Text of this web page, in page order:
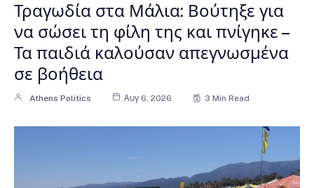
Τραγωδία στα Μάλια: Βούτηξε για
να σώσει τη φίλη της και πνίγηκε –
Τα παιδιά καλούσαν απεγνωσμένα
σε βοήθεια
Athens Politics Αυγ 6, 2026 3 Min Read